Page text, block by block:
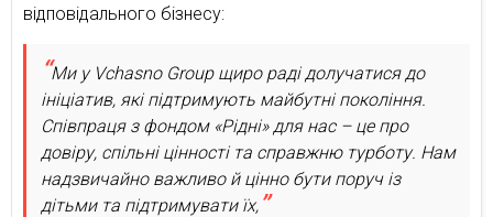
відповідального бізнесу:
Ми у Vchasno Group щиро раді долучатися до
ініціатив, які підтримують майбутні покоління.
Співпраця з фондом «Рідні» для нас – це про
довіру, спільні цінності та справжню турботу. Нам
надзвичайно важливо й цінно бути поруч із
дітьми та підтримувати їх,